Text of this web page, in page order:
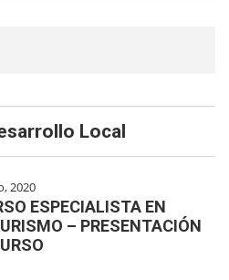
Local
2020
ESPECIALISTA EN
– PRESENTACIÓN